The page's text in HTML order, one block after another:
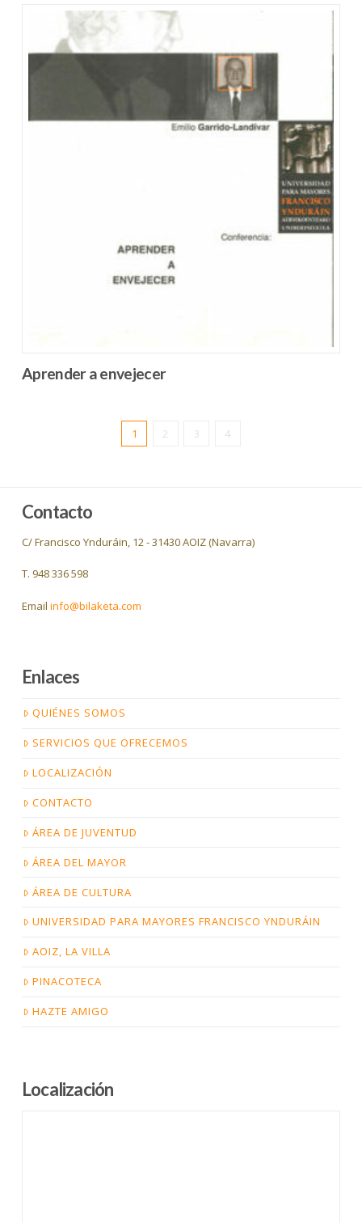
Aprender a envejecer
1 2 3 4
Contacto
C/ Francisco Ynduráin, 12 - 31430 AOIZ (Navarra)
T. 948 336 598
Email info@bilaketa.com
Enlaces
QUIÉNES SOMOS
SERVICIOS QUE OFRECEMOS
LOCALIZACIÓN
CONTACTO
ÁREA DE JUVENTUD
ÁREA DEL MAYOR
ÁREA DE CULTURA
UNIVERSIDAD PARA MAYORES FRANCISCO YNDURÁIN
AOIZ, LA VILLA
PINACOTECA
HAZTE AMIGO
Localización